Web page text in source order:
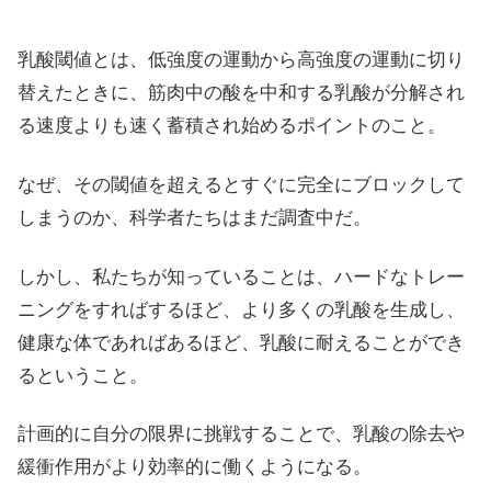
乳酸閾値とは、低強度の運動から高強度の運動に切り
替えたときに、筋肉中の酸を中和する乳酸が分解され
る速度よりも速く蓄積され始めるポイントのこと。
なぜ、その閾値を超えるとすぐに完全にブロックして
しまうのか、科学者たちはまだ調査中だ。
しかし、私たちが知っていることは、ハードなトレー
ニングをすればするほど、より多くの乳酸を生成し、
健康な体であればあるほど、乳酸に耐えることができ
るということ。
計画的に自分の限界に挑戦することで、乳酸の除去や
緩衝作用がより効率的に働くようになる。